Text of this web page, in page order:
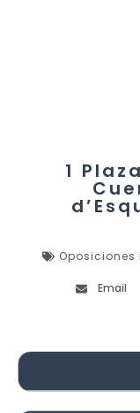
1
Oposiciones
Email